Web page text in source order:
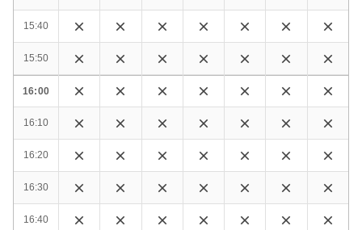
15:40
15:50
16:00
16:10
16:20
16:30
16:40